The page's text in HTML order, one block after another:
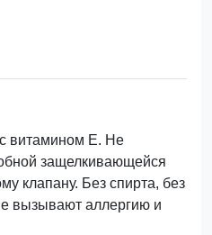
витамином Е. Не
защелкивающейся
клапану. Без спирта, без
вызывают аллергию и